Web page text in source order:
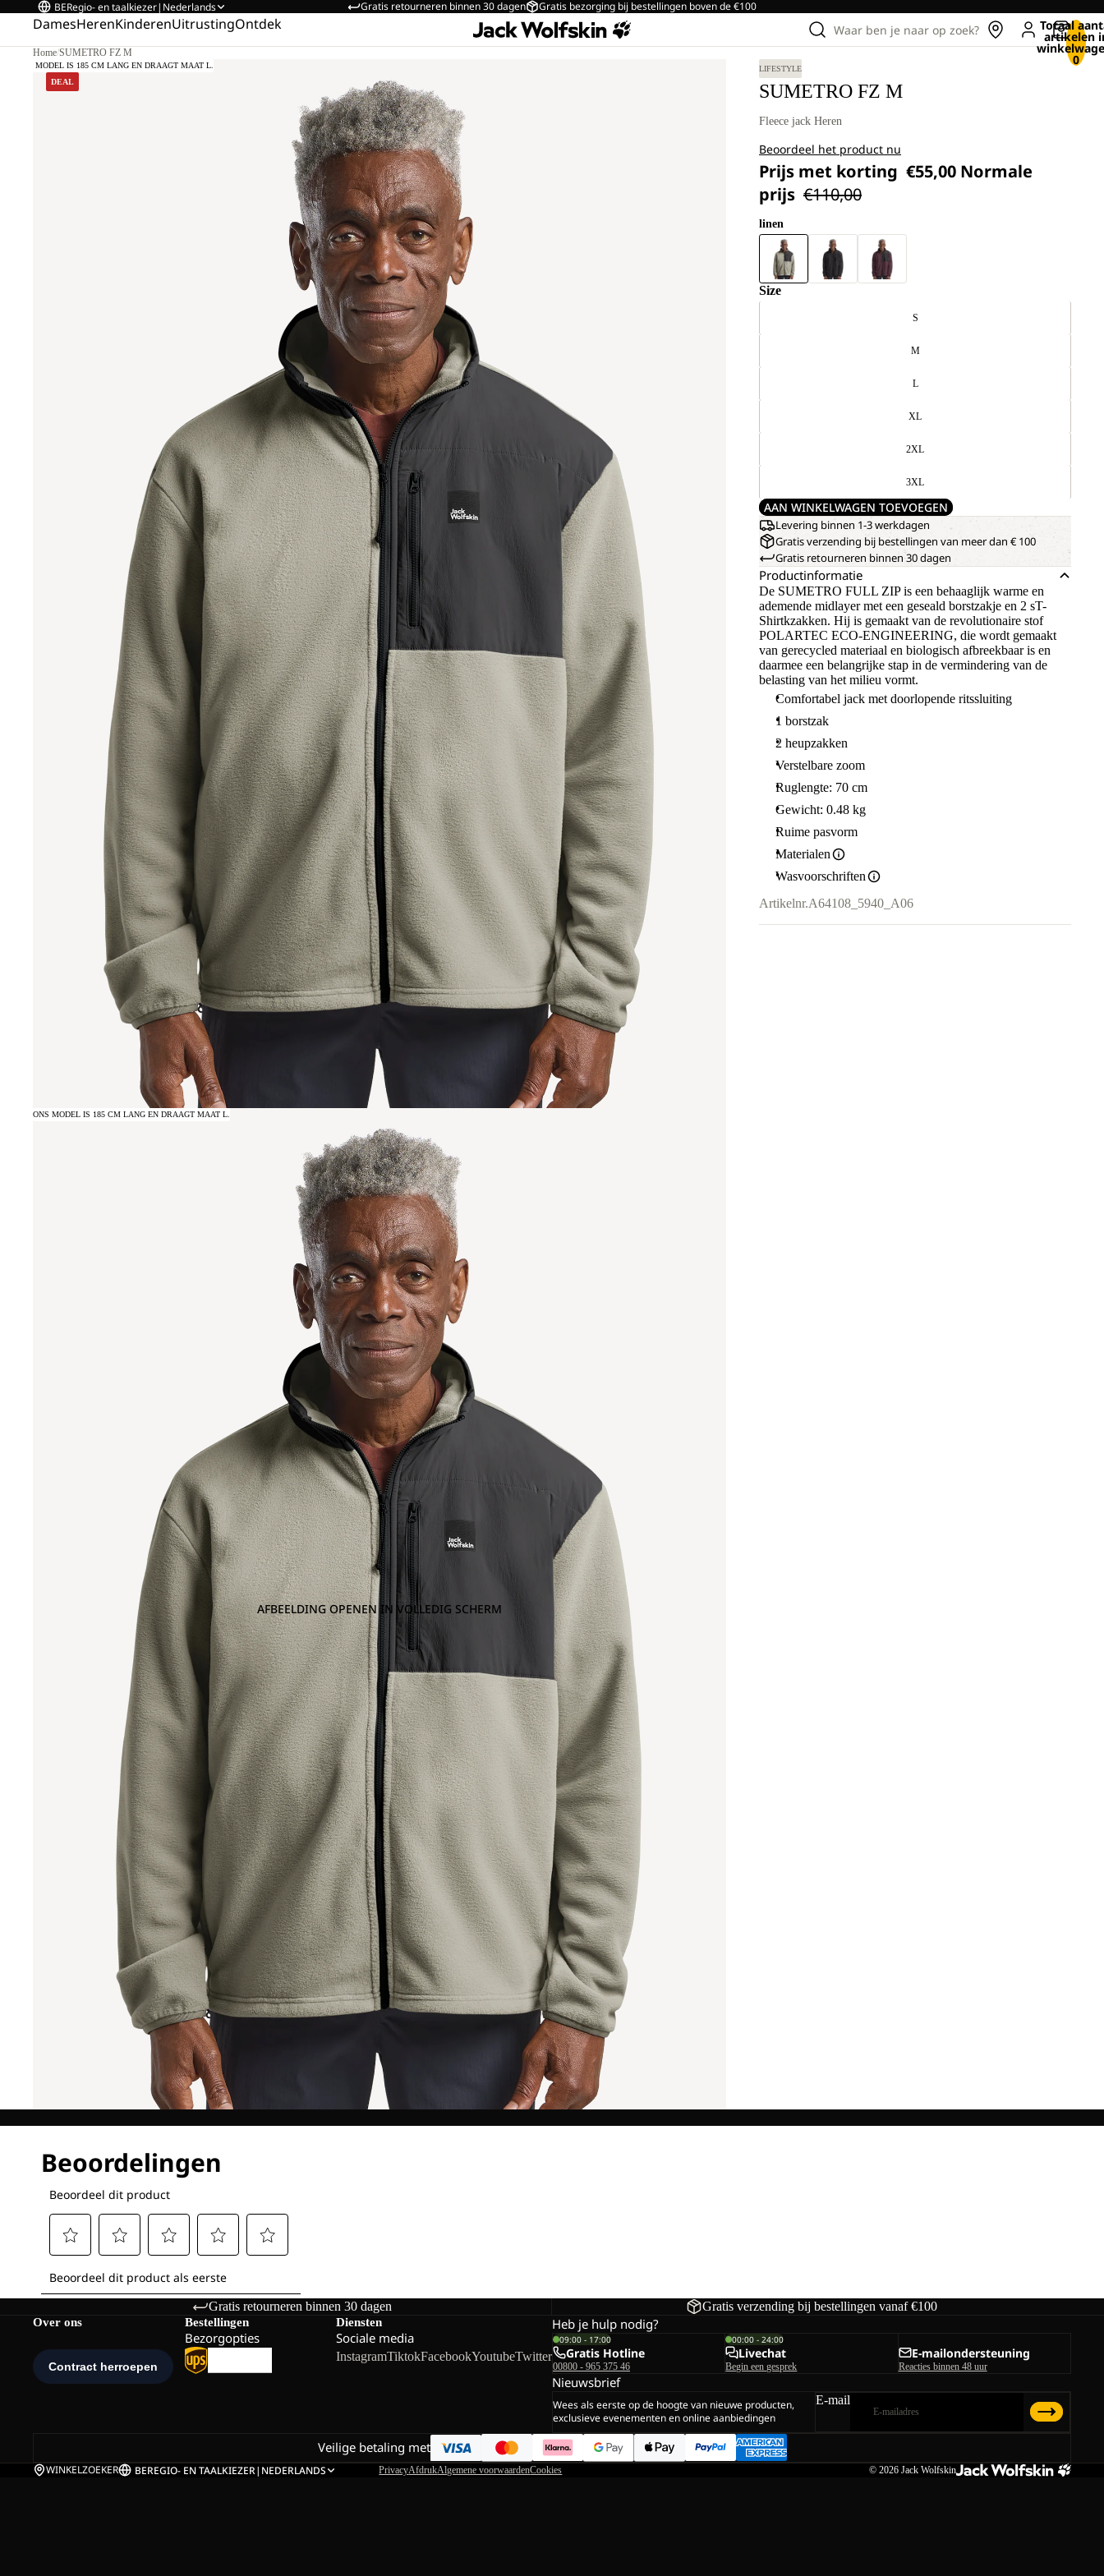
Gratis retourneren binnen 30 dagen Gratis bezorging bij bestellingen boven de €100
BERegio- en taalkiezer| Nederlands
DamesHerenKinderenUitrustingOntdek Waar ben je naar op zoek? Totaal
artikelen
0
Home/SUMETRO FZ M
DEAL
ONS MODEL IS 185 CM LANG EN DRAAGT MAAT L.
AFBEELDING OPENEN IN VOLLEDIG SCHERM
ONS MODEL IS 185 CM LANG EN DRAAGT MAAT L.
LIFESTYLE
SUMETRO FZ M
Fleece jack Heren
Beoordeel het product nu
Prijs met korting €55,00 Normale
prijs €110,00
linen
Size
S
M
L
XL
2XL
3XL
AAN WINKELWAGEN TOEVOEGEN
Levering binnen 1-3 werkdagen
Gratis verzending bij bestellingen van meer dan € 100
Gratis retourneren binnen 30 dagen
Productinformatie
De SUMETRO FULL ZIP is een behaaglijk warme en
ademende midlayer met een geseald borstzakje en 2 sT-
Shirtkzakken. Hij is gemaakt van de revolutionaire stof
POLARTEC ECO-ENGINEERING, die wordt gemaakt
van gerecycled materiaal en biologisch afbreekbaar is en
daarmee een belangrijke stap in de vermindering van de
belasting van het milieu vormt.
Comfortabel jack met doorlopende ritssluiting
1 borstzak
2 heupzakken
Verstelbare zoom
Ruglengte: 70 cm
Gewicht: 0.48 kg
Ruime pasvorm
Materialen
Wasvoorschriften
Artikelnr.A64108_5940_A06
Gratis retourneren binnen 30 dagen Gratis verzending bij bestellingen vanaf €100
Over ons Bestellingen
Bezorgopties
Diensten
Sociale media
InstagramTiktokFacebookYoutubeTwitter
Heb je hulp nodig?
09:00 - 17:00
Gratis Hotline
00800 - 965 375 46
00:00 - 24:00
Livechat
Begin een gesprek
E-mailondersteuning
Reacties binnen 48 uur
Nieuwsbrief
Wees als eerste op de hoogte van nieuwe producten,
exclusieve evenementen en online aanbiedingen
E-mail
Veilige betaling met
WINKELZOEKER BEREGIO- EN TAALKIEZER| NEDERLANDS PrivacyAfdrukAlgemene voorwaardenCookies © 2026 Jack Wolfskin